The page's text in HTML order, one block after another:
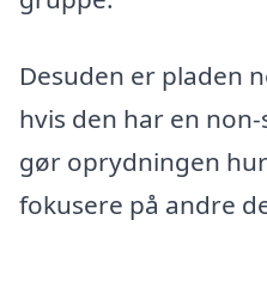
Desuden er pladen
hvis den har en
gør oprydningen
fokusere på andre